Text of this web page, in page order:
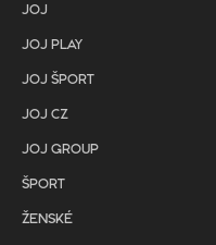
JOJ
JOJ PLAY
JOJ ŠPORT
JOJ CZ
JOJ GROUP
ŠPORT
ŽENSKÉ